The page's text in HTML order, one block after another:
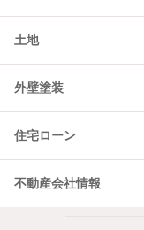
土地
外壁塗装
住宅ローン
不動産会社情報